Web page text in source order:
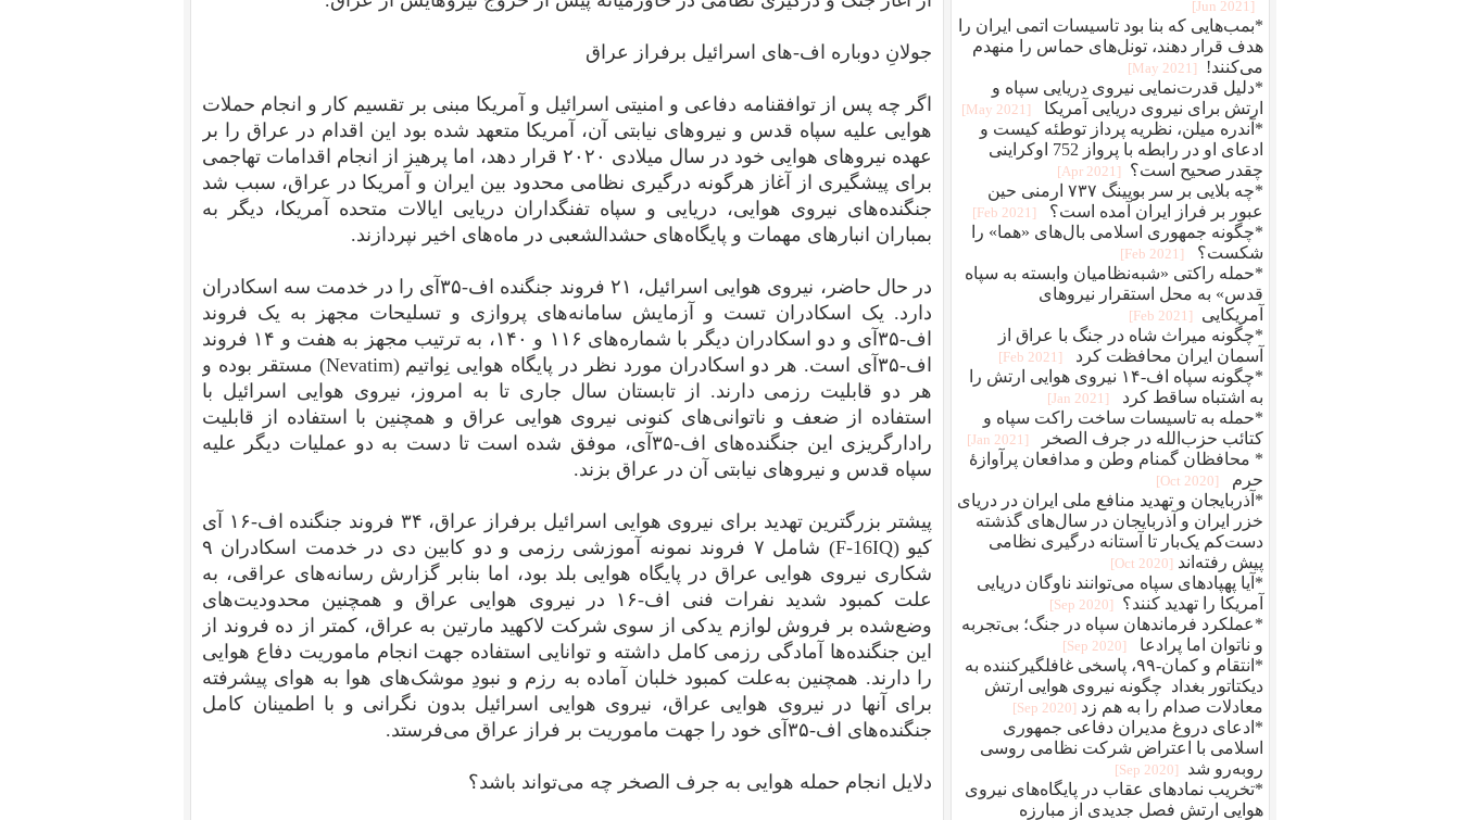
جولانِ دوباره اف-‌های اسرائیل برفراز عراق
اگر چه پس از توافقنامه دفاعی و امنیتی اسرائیل و آمریکا مبنی بر تقسیم کار و انجام حملات
هوایی علیه سپاه قدس و نیروهای نیابتی آن، آمریکا متعهد شده بود این اقدام در عراق را بر
عهده نیروهای هوایی خود در سال میلادی ۲۰۲۰ قرار دهد، اما پرهیز از انجام اقدامات تهاجمی
برای پیشگیری از آغاز هرگونه درگیری نظامی محدود بین ایران و آمریکا در عراق، سبب شد
جنگنده‌‌های نیروی هوایی، دریایی و سپاه تفنگداران دریایی ایالات متحده آمریکا، دیگر به
بمباران انبارهای مهمات و پایگاه‌های حشدالشعبی در ماه‌های اخیر نپردازند.
در حال حاضر، نیروی هوایی اسرائیل، ۲۱ فروند جنگنده اف-۳۵آی را در خدمت سه اسکادران
دارد. یک اسکادران تست و آزمایش سامانه‌های پروازی و تسلیحات مجهز به یک فروند
اف-۳۵آی و دو اسکادران دیگر با شماره‌های ۱۱۶ و ۱۴۰، به ترتیب مجهز به هفت و ۱۴ فروند
اف-۳۵آی است. هر دو اسکادران مورد نظر در پایگاه هوایی نِواتیم (Nevatim) مستقر بوده و
هر دو قابلیت رزمی دارند. از تابستان سال جاری تا به امروز، نیروی هوایی اسرائیل با
استفاده از ضعف و ناتوانی‌های کنونی نیروی هوایی عراق و همچنین با استفاده از قابلیت
رادارگریزی این جنگنده‌های اف-۳۵آی، موفق شده است تا دست به دو عملیات دیگر علیه
سپاه قدس و نیروهای نیابتی آن در عراق بزند.
پیشتر بزرگترین تهدید برای نیروی هوایی اسرائیل برفراز عراق، ۳۴ فروند جنگنده اف-۱۶ آی
کیو (F-16IQ) شامل ۷ فروند نمونه آموزشی رزمی و دو کابین دی در خدمت اسکادران ۹
شکاری نیروی هوایی عراق در پایگاه هوایی بلد بود، اما بنابر گزارش رسانه‌های عراقی، به
علت کمبود شدید نفرات فنی اف-۱۶ در نیروی هوایی عراق و همچنین محدودیت‌های
وضع‌شده بر فروش لوازم یدکی از سوی شرکت لاکهید مارتین به عراق، کمتر از ده فروند از
این جنگنده‌ها آمادگی رزمی کامل داشته و توانایی استفاده جهت انجام ماموریت دفاع هوایی
را دارند. همچنین به‌علت کمبود خلبان آماده به رزم و نبودِ موشک‌های هوا به هوای پیشرفته
برای آنها در نیروی هوایی عراق، نیروی هوایی اسرائیل بدون نگرانی و با اطمینان کامل
جنگنده‌های اف-۳۵آی خود را جهت ماموریت بر فراز عراق می‌فرستد.
دلایل انجام حمله هوایی به جرف الصخر چه می‌تواند باشد؟
[2021 Jun]
*بمب‌هایی که بنا بود تاسیسات اتمی ایران را
هدف قرار دهند، تونل‌های حماس را منهدم
می‌کنند!
[2021 May]
*دلیل قدرت‌نمایی نیروی دریایی سپاه و
ارتش برای نیروی دریایی آمریکا
[2021 May]
*آندره میلن، نظریه پرداز توطئه کیست و
ادعای او در رابطه با پرواز 752 اوکراینی
چقدر صحیح است؟
[2021 Apr]
*چه بلایی بر سر بویینگ ۷۳۷ ارمنی حین
عبور بر فراز ایران آمده است؟
[2021 Feb]
*چگونه جمهوری اسلامی بال‌های «هما» را
شکست؟
[2021 Feb]
*حمله راکتی «شبه‌نظامیان وابسته به سپاه
قدس» به محل استقرار نیروهای
آمریکایی
[2021 Feb]
*چگونه میراث شاه در جنگ با عراق از
آسمان ایران محافظت کرد
[2021 Feb]
*چگونه سپاه اف-۱۴ نیروی هوایی ارتش را
به اشتباه ساقط کرد
[2021 Jan]
*حمله به تاسیسات ساخت راکت سپاه و
کتائب حزب‌الله در جرف الصخر
[2021 Jan]
* محافظان گمنام وطن و مدافعان پرآوازۀ
حرم
[2020 Oct]
*آذربایجان و تهدید منافع ملی ایران در دریای
خزر ایران و آذربایجان در سال‌های گذشته
دست‌کم یک‌بار تا آستانه درگیری نظامی
پیش رفته‌اند [2020 Oct]
*آیا پهپادهای سپاه می‌توانند ناوگان دریایی
آمریکا را تهدید کنند؟
[2020 Sep]
*عملکرد فرماندهان سپاه در جنگ؛ بی‌تجربه
و ناتوان اما پرادعا
[2020 Sep]
*انتقام و کمان-۹۹، پاسخی غافلگیرکننده به
دیکتاتور بغداد چگونه نیروی هوایی ارتش
معادلات صدام را به هم زد [2020 Sep]
*ادعای دروغ مدیران دفاعی جمهوری
اسلامی با اعتراض شرکت نظامی روسی
روبه‌رو شد
[2020 Sep]
*تخریب نمادهای عقاب در پایگاه‌های نیروی
هوایی ارتش فصل جدیدی از مبارزه